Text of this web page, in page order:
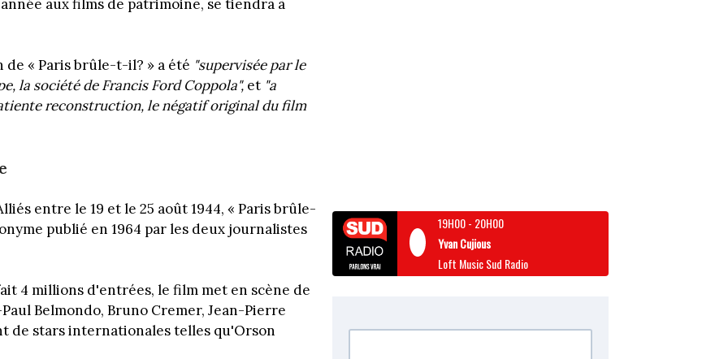
aux films de patrimoine, se tiendra à
« Paris brûle-t-il? » a été "supervisée par le
la société de Francis Ford Coppola", et "a
reconstruction, le négatif original du film
entre le 19 et le 25 août 1944, « Paris brûle-
publié en 1964 par les deux journalistes
4 millions d'entrées, le film met en scène de
Belmondo, Bruno Cremer, Jean-Pierre
de stars internationales telles qu'Orson
19H00- 20H00
Yvan Cujious
Loft Music Sud Radio